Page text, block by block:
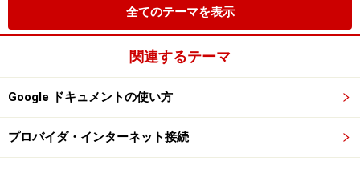
全てのテーマを表示
関連するテーマ
Google ドキュメントの使い方
プロバイダ・インターネット接続